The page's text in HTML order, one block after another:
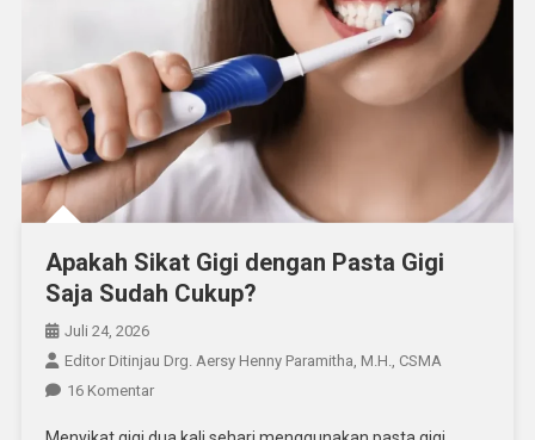
Apakah Sikat Gigi dengan Pasta Gigi
Saja Sudah Cukup?
Juli 24, 2026
Editor Ditinjau Drg. Aersy Henny Paramitha, M.H., CSMA
16 KomentarPada